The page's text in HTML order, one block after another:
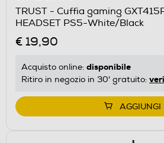
TRUST - Cuffia gaming
HEADSET PS5-White/Black
€ 19,90
Acquisto online: disponibile
Ritiro in negozio in 30' gratuito:
AGGIUNGI